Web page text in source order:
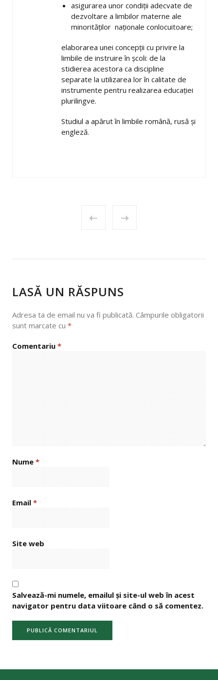
asigurarea unor condiţii adecvate de
dezvoltare a limbilor materne ale
minorităţilor naţionale conlocuitoare;
elaborarea unei concepţii cu privire la
limbile de instruire în şcoli: de la
stidierea acestora ca discipline
separate la utilizarea lor în calitate de
instrumente pentru realizarea educaţiei
plurilingve.
Studiul a apărut în limbile română, rusă şi
engleză.
NAVIGATION
LASĂ UN RĂSPUNS
Adresa ta de email nu va fi publicată. Câmpurile obligatorii
sunt marcate cu *
Comentariu *
Nume *
Email *
Site web
Salvează-mi numele, emailul și site-ul web în acest
navigator pentru data viitoare când o să comentez.